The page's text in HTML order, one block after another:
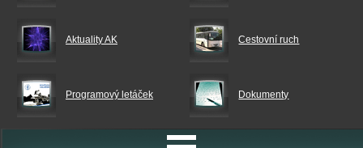
Aktuality AK Cestovní ruch
Programový letáček Dokumenty